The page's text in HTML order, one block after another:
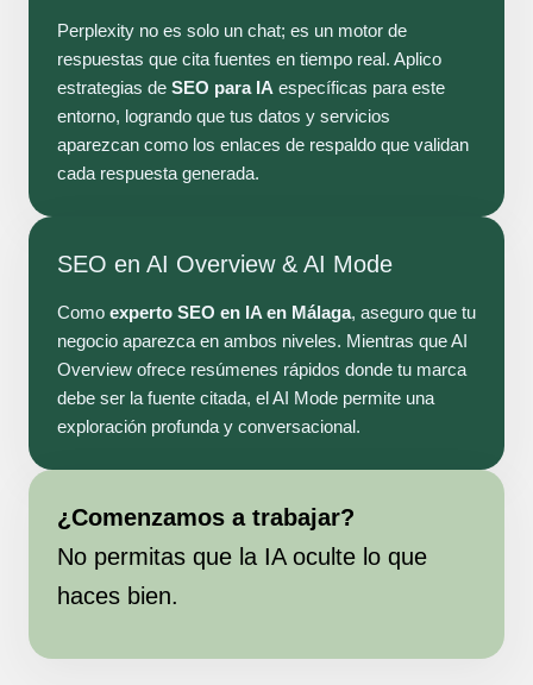
Perplexity no es solo un chat; es un motor de
respuestas que cita fuentes en tiempo real. Aplico
estrategias de SEO para IA específicas para este
entorno, logrando que tus datos y servicios
aparezcan como los enlaces de respaldo que validan
cada respuesta generada.
SEO en AI Overview & AI Mode
Como experto SEO en IA en Málaga, aseguro que tu
negocio aparezca en ambos niveles. Mientras que AI
Overview ofrece resúmenes rápidos donde tu marca
debe ser la fuente citada, el AI Mode permite una
exploración profunda y conversacional.
¿Comenzamos a trabajar?
No permitas que la IA oculte lo que
haces bien.